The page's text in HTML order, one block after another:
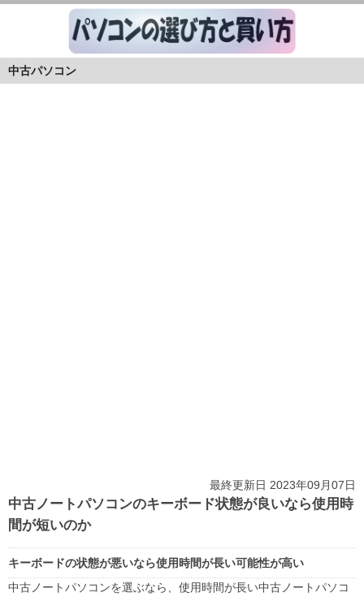
中古パソコン
最終更新日 2023年09月07日
中古ノートパソコンのキーボード状態が良いなら使用時
間が短いのか
キーボードの状態が悪いなら使用時間が長い可能性が高い
中古ノートパソコンを選ぶなら、使用時間が長い中古ノートパソコ